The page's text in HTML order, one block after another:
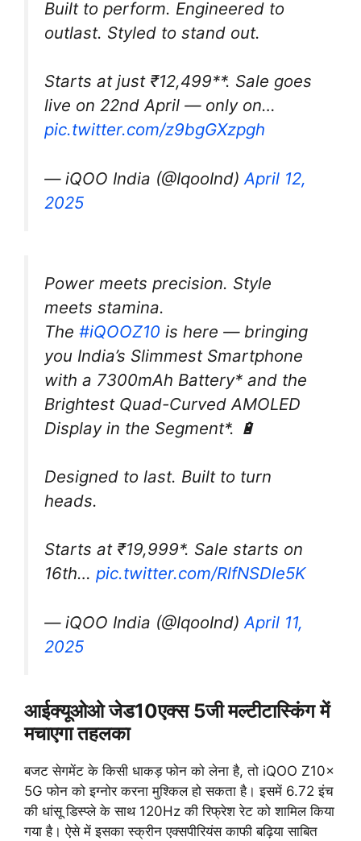
Built to perform. Engineered to
outlast. Styled to stand out.
Starts at just ₹12,499**. Sale goes
live on 22nd April — only on…
pic.twitter.com/z9bgGXzpgh
— iQOO India (@IqooInd) April 12,
2025
Power meets precision. Style
meets stamina.
The #iQOOZ10 is here — bringing
you India’s Slimmest Smartphone
with a 7300mAh Battery* and the
Brightest Quad-Curved AMOLED
Display in the Segment*. 🔋
Designed to last. Built to turn
heads.
Starts at ₹19,999*. Sale starts on
16th… pic.twitter.com/RlfNSDle5K
— iQOO India (@IqooInd)April 11,
2025
आईक्यूओओ जेड10एक्स 5जी मल्टीटास्किंग में
मचाएगा तहलका
बजट सेगमेंट के किसी धाकड़ फोन को लेना है, तो iQOO Z10x
5G फोन को इग्नोर करना मुश्किल हो सकता है। इसमें 6.72 इंच
की धांसू डिस्प्ले के साथ 120Hz की रिफ्रेश रेट को शामिल किया
गया है। ऐसे में इसका स्क्रीन एक्सपीरियंस काफी बढ़िया साबित